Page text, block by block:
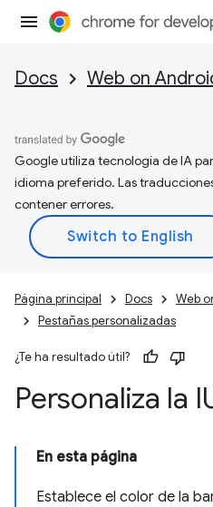
Docs Web on
Google utiliza tecnología de IA
idioma preferido. Las
contener errores.
Página principal Docs
Web
Pestañas personalizadas
¿Te ha resultado útil?
Personaliza la
En esta página
Establece el color de la